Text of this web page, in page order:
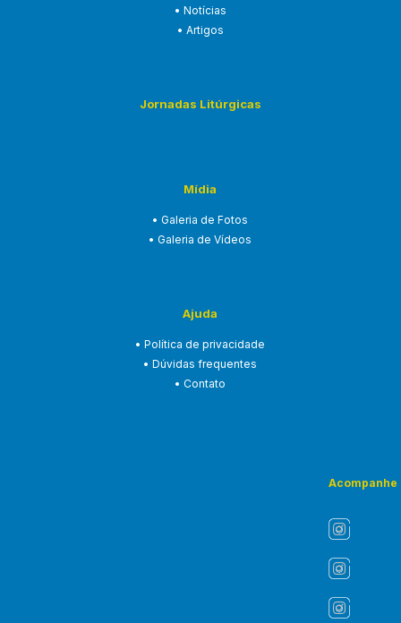
• Notícias
• Artigos
Jornadas Litúrgicas
Mídia
• Galeria de Fotos
• Galeria de Vídeos
Ajuda
• Política de privacidade
• Dúvidas frequentes
• Contato
Acompanhe